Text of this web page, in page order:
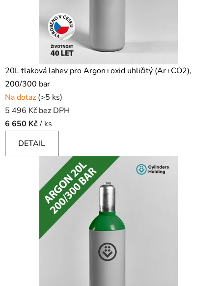
20L tlaková lahev pro Argon+oxid uhličitý (Ar+CO2),
200/300 bar
Na dotaz (>5 ks)
5 496 Kč bez DPH
6 650 Kč/ ks
DETAIL